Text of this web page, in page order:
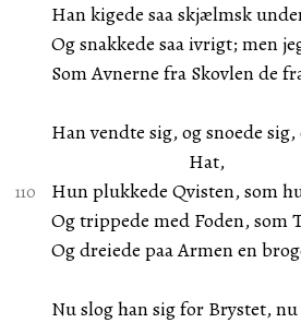
Han kigede saa skjælmsk
Og snakkede saa ivrigt; men
Som Avnerne fra Skovlen de
Han vendte sig, og snoede
Hat,
Hun plukkede Qvisten, som
Og trippede med Foden, som
Og dreiede paa Armen en
Nu slog han sig for Brystet,